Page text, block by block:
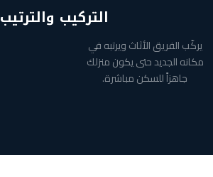
التركيب والترتيب
يركّب الفريق الأثاث ويرتبه في
مكانه الجديد حتى يكون منزلك
جاهزاً للسكن مباشرة.